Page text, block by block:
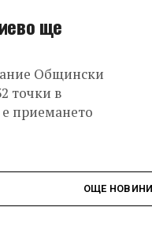
ще
Общински
точки в
приемането
ОЩЕ НОВИНИ